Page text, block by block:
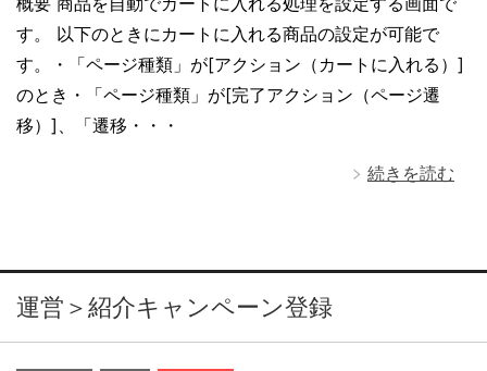
す。 以下のときにカートに入れる商品の設定が可能で
す。・「ページ種類」が[アクション（カートに入れる）]
のとき・「ページ種類」が[完了アクション（ページ遷
移）]、「遷移・・・
続きを読む
運営＞紹介キャンペーン登録